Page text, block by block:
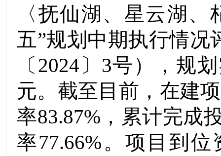
〈抚仙湖、星云湖
五”规划中期执行情
〔 2024 〕 3号），规划
元。 截至目前 ，在建
率83.87% ，累计完成
率77.66%。项目到位